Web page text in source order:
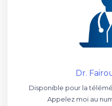
Dr.
Disponible pour la
Appelez moi au